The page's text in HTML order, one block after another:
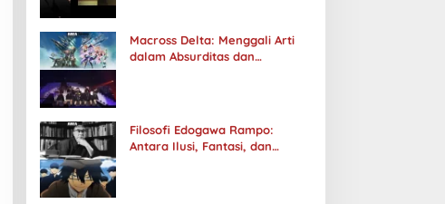
Macross Delta: Menggali Arti
dalam Absurditas dan
Filosofi Edogawa Rampo:
Antara Ilusi, Fantasi, dan